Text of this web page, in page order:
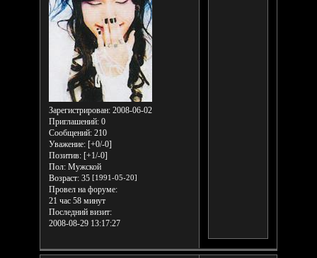
Зарегистрирован: 2008-06-02
Приглашений:0
Сообщений:210
Уважение: [+0/-0]
Позитив: [+1/-0]
Пол:Мужской
Возраст:35 [1991-05-20]
Провел на форуме:
21 час 58 минут
Последний визит:
2008-08-29 13:17:27